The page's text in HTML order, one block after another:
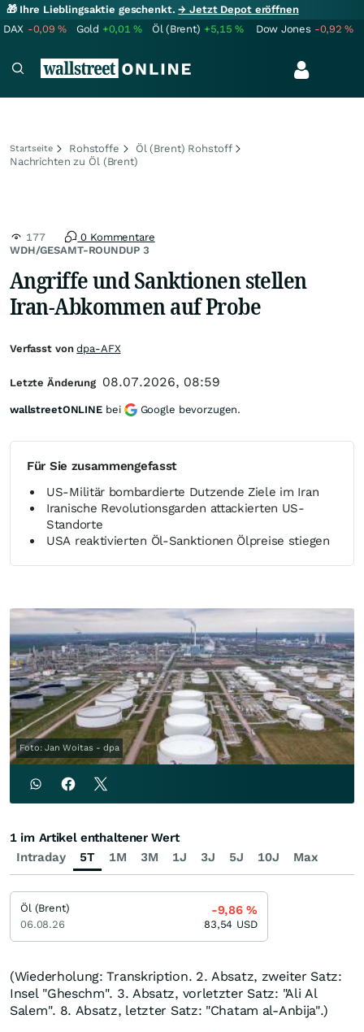
🎁 Ihre Lieblingsaktie geschenkt.→ Jetzt Depot eröffnen
DAX -0,09% Gold +0,01% Öl (Brent) +5,15% Dow Jones -0,92%
Startseite Rohstoffe
Öl (Brent) Rohstoff
Nachrichten zu Öl (Brent)
WDH/GESAMT-ROUNDUP 3
177 0 Kommentare
Angriffe und Sanktionen stellen
Iran-Abkommen auf Probe
Für Sie zusammengefasst
US-Militär bombardierte Dutzende Ziele im Iran
Iranische Revolutionsgarden attackierten US-
Standorte
USA reaktivierten Öl-Sanktionen Ölpreise stiegen
Foto: Jan Woitas - dpa
(Wiederholung: Transkription. 2. Absatz, zweiter Satz:
Insel "Gheschm". 3. Absatz, vorletzter Satz: "Ali Al
Salem". 8. Absatz, letzter Satz: "Chatam al-Anbija".)
Verfasst vondpa-AFX
Letzte Änderung 08.07.2026, 08:59
wallstreetONLINE bei Google bevorzugen.
Intraday 5T 1M 3M 1J 3J 5J 10J Max
1 im Artikel enthaltener Wert
Öl (Brent)
06.08.26
-9,86%
83,54 USD